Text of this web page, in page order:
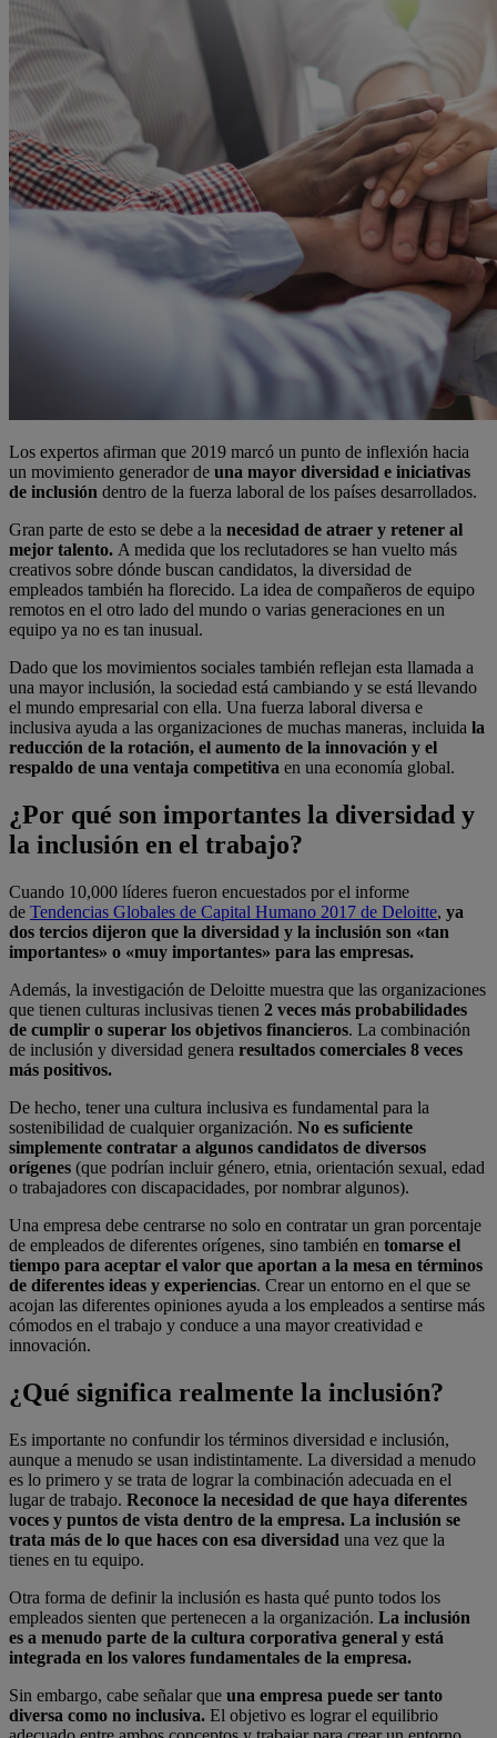
Los expertos afirman que 2019 marcó un punto de inflexión hacia
un movimiento generador de una mayor diversidad e iniciativas
de inclusión dentro de la fuerza laboral de los países desarrollados.
Gran parte de esto se debe a la necesidad de atraer y retener al
mejor talento. A medida que los reclutadores se han vuelto más
creativos sobre dónde buscan candidatos, la diversidad de
empleados también ha florecido. La idea de compañeros de equipo
remotos en el otro lado del mundo o varias generaciones en un
equipo ya no es tan inusual.
Dado que los movimientos sociales también reflejan esta llamada a
una mayor inclusión, la sociedad está cambiando y se está llevando
el mundo empresarial con ella. Una fuerza laboral diversa e
inclusiva ayuda a las organizaciones de muchas maneras, incluida la
reducción de la rotación, el aumento de la innovación y el
respaldo de una ventaja competitiva en una economía global.
¿Por qué son importantes la diversidad y
la inclusión en el trabajo?
Cuando 10,000 líderes fueron encuestados por el informe
de Tendencias Globales de Capital Humano 2017 de Deloitte, ya
dos tercios dijeron que la diversidad y la inclusión son «tan
importantes» o «muy importantes» para las empresas.
Además, la investigación de Deloitte muestra que las organizaciones
que tienen culturas inclusivas tienen 2 veces más probabilidades
de cumplir o superar los objetivos financieros. La combinación
de inclusión y diversidad genera resultados comerciales 8 veces
más positivos.
De hecho, tener una cultura inclusiva es fundamental para la
sostenibilidad de cualquier organización. No es suficiente
simplemente contratar a algunos candidatos de diversos
orígenes (que podrían incluir género, etnia, orientación sexual, edad
o trabajadores con discapacidades, por nombrar algunos).
Una empresa debe centrarse no solo en contratar un gran porcentaje
de empleados de diferentes orígenes, sino también en tomarse el
tiempo para aceptar el valor que aportan a la mesa en términos
de diferentes ideas y experiencias. Crear un entorno en el que se
acojan las diferentes opiniones ayuda a los empleados a sentirse más
cómodos en el trabajo y conduce a una mayor creatividad e
innovación.
¿Qué significa realmente la inclusión?
Es importante no confundir los términos diversidad e inclusión,
aunque a menudo se usan indistintamente. La diversidad a menudo
es lo primero y se trata de lograr la combinación adecuada en el
lugar de trabajo. Reconoce la necesidad de que haya diferentes
voces y puntos de vista dentro de la empresa. La inclusión se
trata más de lo que haces con esa diversidad una vez que la
tienes en tu equipo.
Otra forma de definir la inclusión es hasta qué punto todos los
empleados sienten que pertenecen a la organización. La inclusión
es a menudo parte de la cultura corporativa general y está
integrada en los valores fundamentales de la empresa.
Sin embargo, cabe señalar que una empresa puede ser tanto
diversa como no inclusiva. El objetivo es lograr el equilibrio